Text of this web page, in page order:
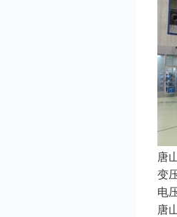
唐
变
电
唐